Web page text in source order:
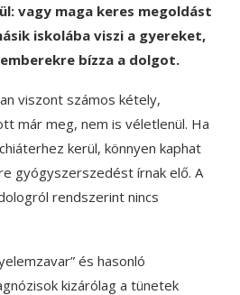
vagy maga keres megoldást
iskolába viszi a gyereket,
bízza a dolgot.
viszont számos kétely,
már meg, nem is véletlenül. Ha
kerül, könnyen kaphat
gyógyszerszedést írnak elő. A
rendszerint nincs
és hasonló
kizárólag a tünetek